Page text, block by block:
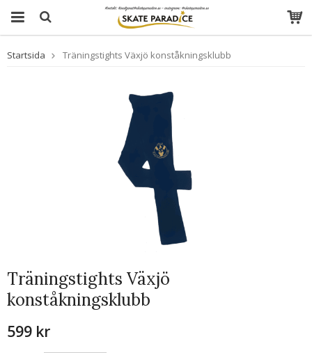
Startsida Träningstights Växjö konståkningsklubb
Träningstights Växjö
konståkningsklubb
599 kr